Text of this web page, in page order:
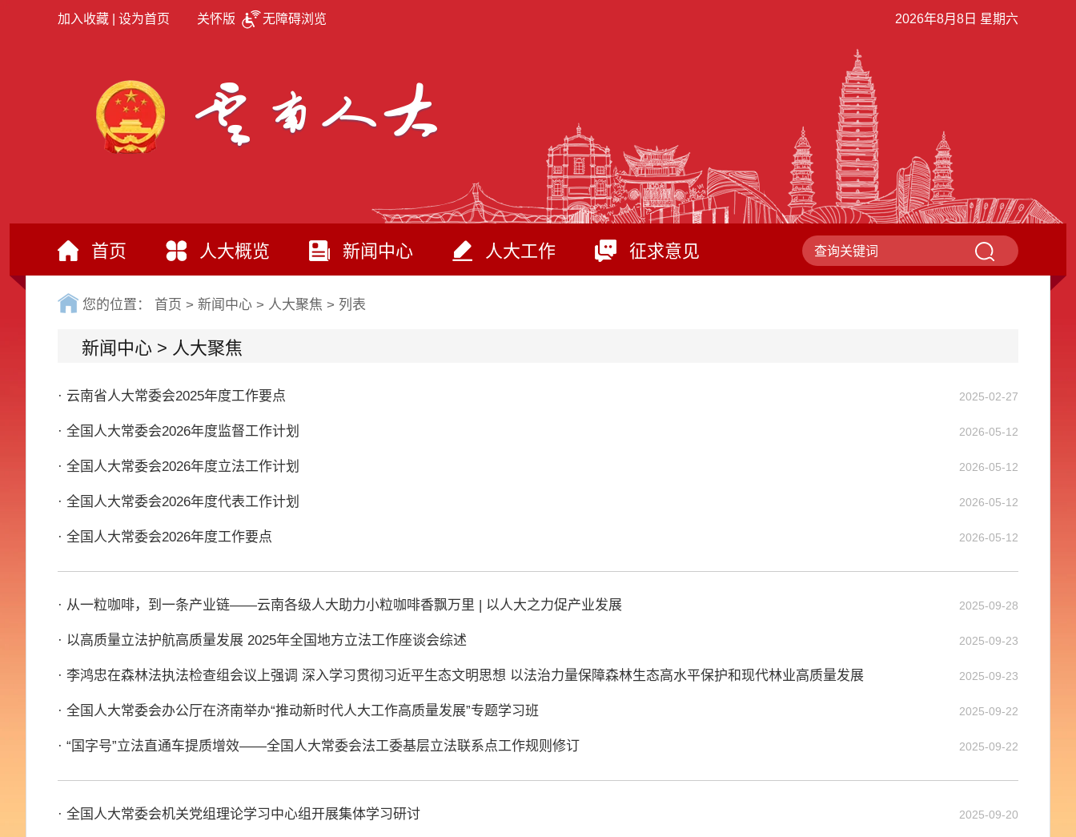
加入收藏 设为首页 关怀版 无障碍浏览 2026年8月8日 星期六
首页 人大概览 新闻中心 人大工作 征求意见
您的位置： 首页 > 新闻中心 > 人大聚焦 > 列表
新闻中心 > 人大聚焦
· 云南省人大常委会2025年度工作要点 2025-02-27
· 全国人大常委会2026年度监督工作计划 2026-05-12
· 全国人大常委会2026年度立法工作计划 2026-05-12
· 全国人大常委会2026年度代表工作计划 2026-05-12
· 全国人大常委会2026年度工作要点 2026-05-12
· 从一粒咖啡，到一条产业链——云南各级人大助力小粒咖啡香飘万里 | 以人大之力促产业发展 2025-09-28
· 以高质量立法护航高质量发展 2025年全国地方立法工作座谈会综述 2025-09-23
· 李鸿忠在森林法执法检查组会议上强调 深入学习贯彻习近平生态文明思想 以法治力量保障森林生态高水平保护和现代林业高质量发展 2025-09-23
· 全国人大常委会办公厅在济南举办“推动新时代人大工作高质量发展”专题学习班 2025-09-22
· “国字号”立法直通车提质增效——全国人大常委会法工委基层立法联系点工作规则修订 2025-09-22
· 全国人大常委会机关党组理论学习中心组开展集体学习研讨 2025-09-20